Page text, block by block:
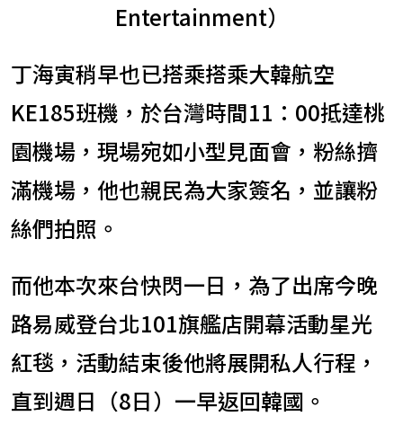
Entertainment）
丁海寅稍早也已搭乘搭乘大韓航空
KE185班機，於台灣時間11：00抵達桃
園機場，現場宛如小型見面會，粉絲擠
滿機場，他也親民為大家簽名，並讓粉
絲們拍照。
而他本次來台快閃一日，為了出席今晚
路易威登台北101旗艦店開幕活動星光
紅毯，活動結束後他將展開私人行程，
直到週日（8日）一早返回韓國。